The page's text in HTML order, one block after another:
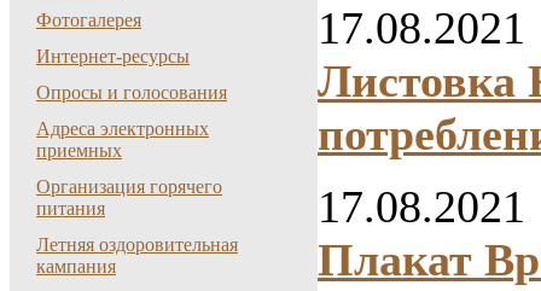
Фотогалерея
Интернет-ресурсы
Опросы и голосования
Адреса электронных
приемных
Организация горячего
питания
Летняя оздоровительная
кампания
17.08.2021
Листовка
17.08.2021
Плакат